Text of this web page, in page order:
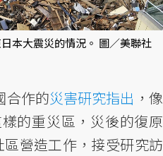
本大震災的情況。 圖／美聯社
合作的災害研究指出 ，像
的重災區，災後的復原
營造工作，接受研究訪